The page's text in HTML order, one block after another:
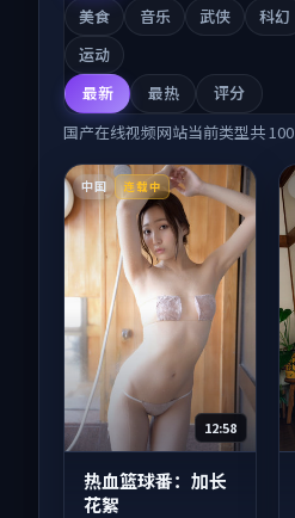
美食
音乐 武侠 科幻
运动
最新
最热
评分
国产在线视频网站当前类型共100
中国 连载中
12:58
热血篮球番：加长
花絮